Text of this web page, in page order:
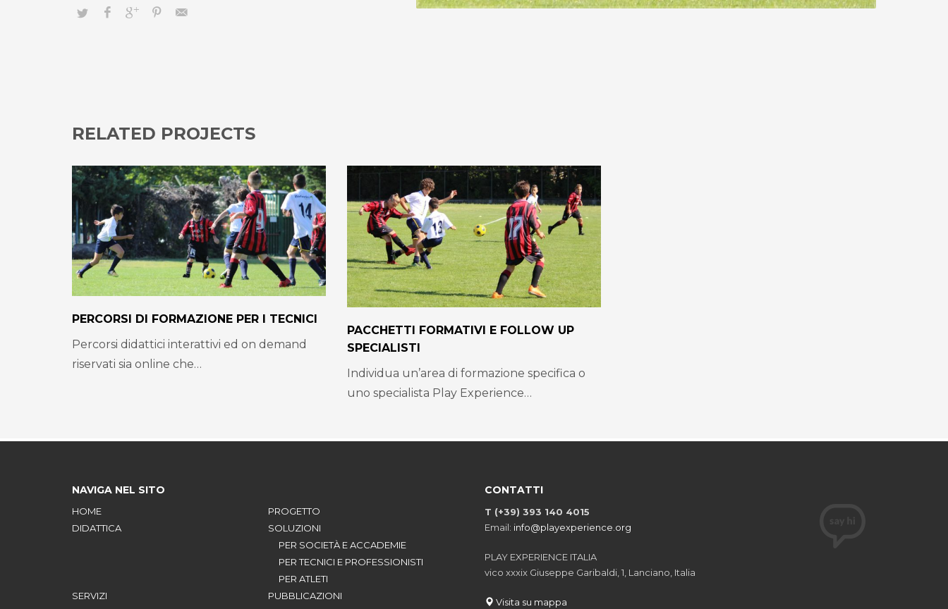
RELATED PROJECTS
PERCORSI DI FORMAZIONE PER I TECNICI
Percorsi didattici interattivi ed on demand
riservati sia online che…
PACCHETTI FORMATIVI E FOLLOW UP
SPECIALISTI
Individua un’area di formazione specifica o
uno specialista Play Experience…
NAVIGA NEL SITO
HOME
PROGETTO
DIDATTICA
SOLUZIONI
PER SOCIETÀ E ACCADEMIE
PER TECNICI E PROFESSIONISTI
PER ATLETI
SERVIZI
PUBBLICAZIONI
CONTATTI
T (+39) 393 140 4015
Email: info@playexperience.org
PLAY EXPERIENCE ITALIA
vico xxxix Giuseppe Garibaldi, 1, Lanciano, Italia
Visita su mappa